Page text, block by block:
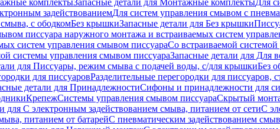
комплектыЗапасные детали для Монтажные комплектыДля
задействованиемДля систем управления смывом с
с ободкомБез крышкиЗапасные детали для Без крышки
писсуара наружного монтажа и встраиваемых систем
систем управления смывом писсуараСо встраиваемой
системы управления смывом писсуараЗапасные детали для Для
для Писсуары, режим смыва с подачей воды, с/для крышкиБез
для писсуаровРазделительные перегородки для писсуаров,
детали для ПринадлежностиСифоны и принадлежности для
КрепежСистемы управления смывом писсуараСкрытый
для С электронным задействованием смыва, питанием от сетиС
питанием от батарейС пневматическим задействованием